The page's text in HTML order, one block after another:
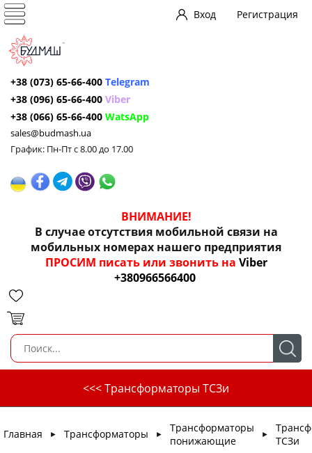
Вход Регистрация
+38 (073) 65-66-400 Telegram
+38 (096) 65-66-400 Viber
+38 (066) 65-66-400 WatsApp
sales@budmash.ua
График: Пн-Пт с 8.00 до 17.00
ВНИМАНИЕ!
В случае отсутствия мобильной связи на
мобильных номерах нашего предприятия
ПРОСИМ писать или звонить на Viber
+380966566400
<<< Трансформаторы ТСЗи
Главная ► Трансформаторы ►
Трансформаторы
понижающие
►
ТСЗи